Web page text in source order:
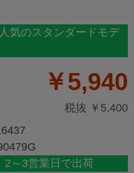
気のスタンダードモデ
￥5,940
税抜 ￥5,400
2～3営業日で出荷